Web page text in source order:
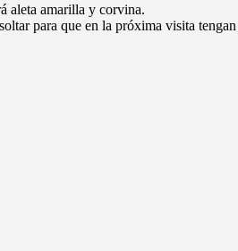
aleta amarilla y corvina.
para que en la próxima visita